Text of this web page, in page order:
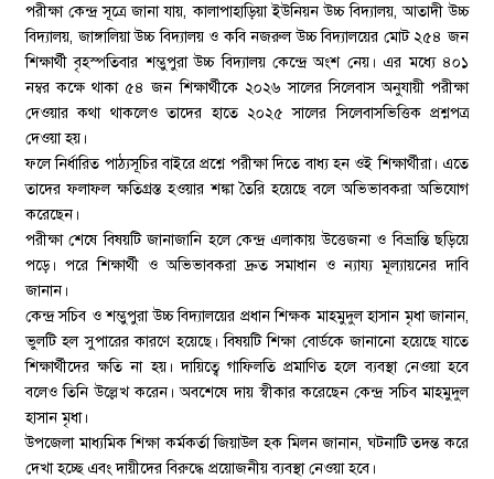
পরীক্ষা কেন্দ্র সূত্রে জানা যায়, কালাপাহাড়িয়া ইউনিয়ন উচ্চ বিদ্যালয়, আতাদী উচ্চ
বিদ্যালয়, জাঙ্গালিয়া উচ্চ বিদ্যালয় ও কবি নজরুল উচ্চ বিদ্যালয়ের মোট ২৫৪ জন
শিক্ষার্থী বৃহস্পতিবার শম্ভুপুরা উচ্চ বিদ্যালয় কেন্দ্রে অংশ নেয়। এর মধ্যে ৪০১
নম্বর কক্ষে থাকা ৫৪ জন শিক্ষার্থীকে ২০২৬ সালের সিলেবাস অনুযায়ী পরীক্ষা
দেওয়ার কথা থাকলেও তাদের হাতে ২০২৫ সালের সিলেবাসভিত্তিক প্রশ্নপত্র
দেওয়া হয়।
ফলে নির্ধারিত পাঠ্যসূচির বাইরে প্রশ্নে পরীক্ষা দিতে বাধ্য হন ওই শিক্ষার্থীরা। এতে
তাদের ফলাফল ক্ষতিগ্রস্ত হওয়ার শঙ্কা তৈরি হয়েছে বলে অভিভাবকরা অভিযোগ
করেছেন।
পরীক্ষা শেষে বিষয়টি জানাজানি হলে কেন্দ্র এলাকায় উত্তেজনা ও বিভ্রান্তি ছড়িয়ে
পড়ে। পরে শিক্ষার্থী ও অভিভাবকরা দ্রুত সমাধান ও ন্যায্য মূল্যায়নের দাবি
জানান।
কেন্দ্র সচিব ও শম্ভুপুরা উচ্চ বিদ্যালয়ের প্রধান শিক্ষক মাহমুদুল হাসান মৃধা জানান,
ভুলটি হল সুপারের কারণে হয়েছে। বিষয়টি শিক্ষা বোর্ডকে জানানো হয়েছে যাতে
শিক্ষার্থীদের ক্ষতি না হয়। দায়িত্বে গাফিলতি প্রমাণিত হলে ব্যবস্থা নেওয়া হবে
বলেও তিনি উল্লেখ করেন। অবশেষে দায় স্বীকার করেছেন কেন্দ্র সচিব মাহমুদুল
হাসান মৃধা।
উপজেলা মাধ্যমিক শিক্ষা কর্মকর্তা জিয়াউল হক মিলন জানান, ঘটনাটি তদন্ত করে
দেখা হচ্ছে এবং দায়ীদের বিরুদ্ধে প্রয়োজনীয় ব্যবস্থা নেওয়া হবে।